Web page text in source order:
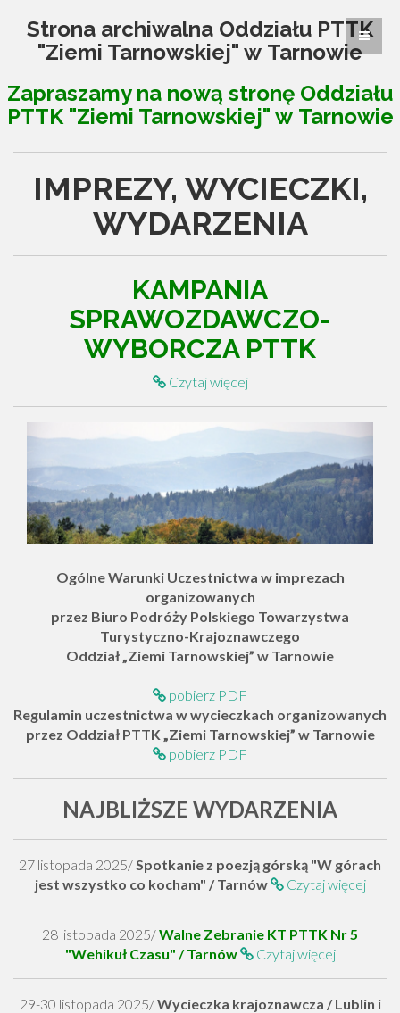
Strona archiwalna Oddziału PTTK
"Ziemi Tarnowskiej" w Tarnowie
Zapraszamy na nową stronę Oddziału
PTTK "Ziemi Tarnowskiej" w Tarnowie
IMPREZY, WYCIECZKI,
WYDARZENIA
KAMPANIA
SPRAWOZDAWCZO-
WYBORCZA PTTK
Czytaj więcej
Ogólne Warunki Uczestnictwa w imprezach
organizowanych
przez Biuro Podróży Polskiego Towarzystwa
Turystyczno-Krajoznawczego
Oddział „Ziemi Tarnowskiej” w Tarnowie
pobierz PDF
Regulamin uczestnictwa w wycieczkach organizowanych
przez Oddział PTTK „Ziemi Tarnowskiej” w Tarnowie
pobierz PDF
NAJBLIŻSZE WYDARZENIA
27 listopada 2025/ Spotkanie z poezją górską "W górach
jest wszystko co kocham" / Tarnów
Czytaj więcej
28 listopada 2025/Walne Zebranie KT PTTK Nr 5
"Wehikuł Czasu" / Tarnów
Czytaj więcej
29-30 listopada 2025/Wycieczka krajoznawcza / Lublin i